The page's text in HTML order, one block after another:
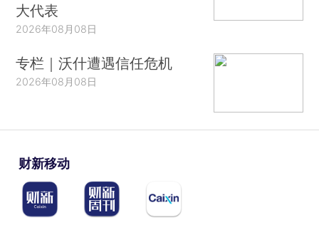
大代表
2026年08月08日
专栏｜沃什遭遇信任危机
2026年08月08日
财新移动